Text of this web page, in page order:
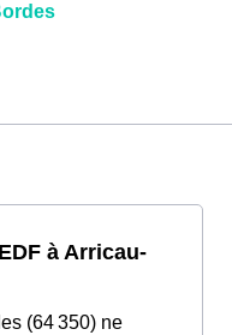
à Arricau-
(64 350) ne